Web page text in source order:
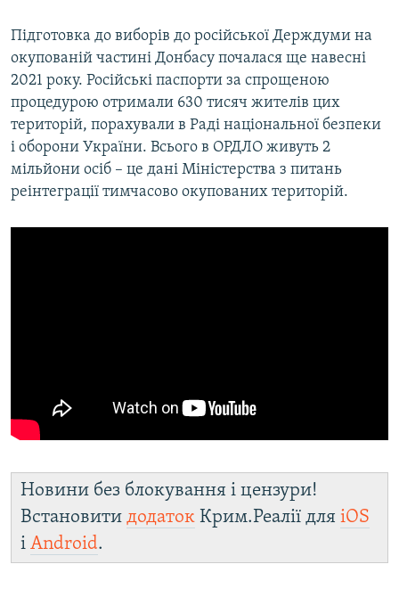
Підготовка до виборів до російської Держдуми на
окупованій частині Донбасу почалася ще навесні
2021 року. Російські паспорти за спрощеною
процедурою отримали 630 тисяч жителів цих
територій, порахували в Раді національної безпеки
і оборони України. Всього в ОРДЛО живуть 2
мільйони осіб – це дані Міністерства з питань
реінтеграції тимчасово окупованих територій.
Новини без блокування і цензури!
Встановити додаток Крим.Реалії для iOS
і Android.